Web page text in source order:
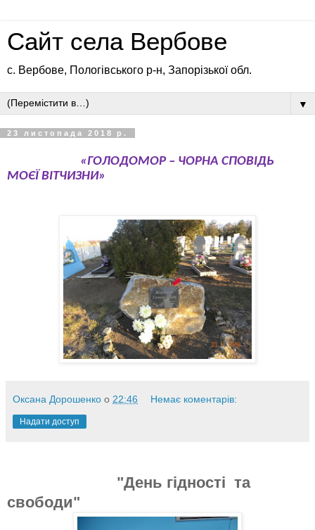
Сайт села Вербове
с. Вербове, Пологівського р-н, Запорізької обл.
▼
23 листопада 2018 р.
«ГОЛОДОМОР – ЧОРНА СПОВІДЬ
МОЄЇ ВІТЧИЗНИ»
Оксана Дорошенко о 22:46 Немає коментарів:
Надати доступ
"День гідності та
свободи"